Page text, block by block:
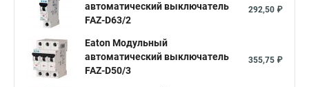
автоматический выключатель
FAZ-D63/2
292,50 ₽
Eaton Модульный
автоматический выключатель
FAZ-D50/3
355,75 ₽